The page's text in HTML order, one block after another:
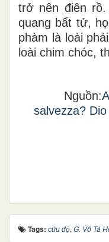
trở nên điên rồ.
quang bất tử,
phàm là loài
loài chim chóc,
Nguồn:
salvezza?
Tags: cứu độ, G. Võ Tá